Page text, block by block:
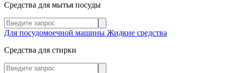
Средства для мытья посуды
Для посудомоечной машины Жидкие средства
Средства для стирки